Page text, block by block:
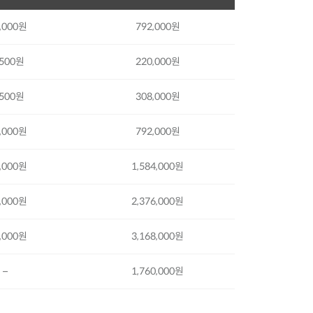
원 792,000원
원 220,000원
원 308,000원
원 792,000원
원 1,584,000원
원 2,376,000원
원 3,168,000원
– 1,760,000원